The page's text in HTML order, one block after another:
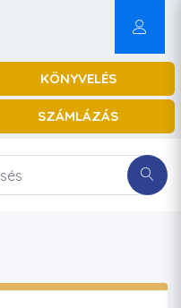
KÖNYVELÉS
SZÁMLÁZÁS